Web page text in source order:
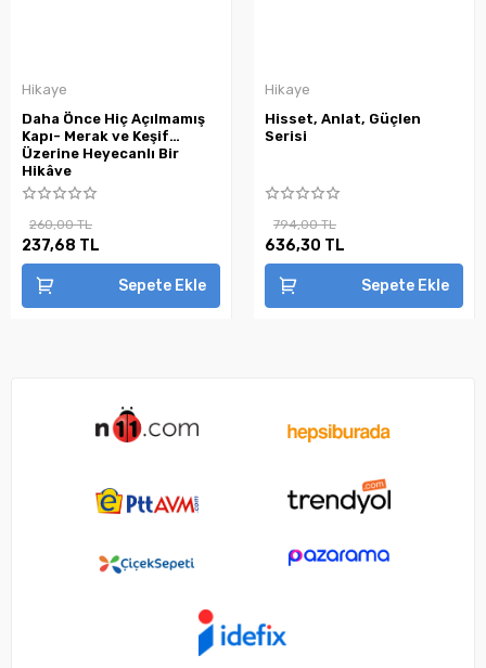
Hikaye
Daha Önce Hiç Açılmamış
Kapı- Merak ve Keşif
Üzerine Heyecanlı Bir
Hikâye
260,00 TL
237,68 TL
Sepete Ekle
Hikaye
Hisset, Anlat, Güçlen
Serisi
794,00 TL
636,30 TL
Sepete Ekle